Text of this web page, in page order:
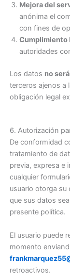
Mejora del
anónima el
con fines de
Cumplimiento
autoridades
Los datos no
terceros ajenos a
obligación legal
6. Autorización
De conformidad
tratamiento de
previa, expresa e
cualquier
usuario otorga su
que sus datos
presente política.
El usuario puede
momento
retroactivos.